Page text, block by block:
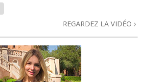
REGARDEZ LA VIDÉO